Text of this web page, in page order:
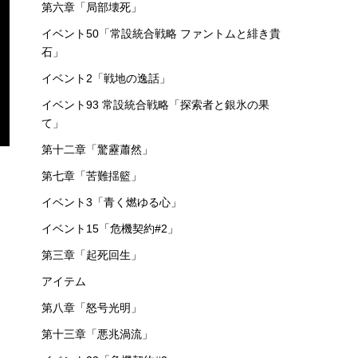
第六章「局部壊死」
イベント50「常設統合戦略 ファントムと緋き貴
石」
イベント2「戦地の逸話」
イベント93 常設統合戦略「探索者と銀氷の果
て」
第十二章「驚靂蕭然」
第七章「苦難揺籃」
イベント3「青く燃ゆる心」
イベント15「危機契約#2」
第三章「起死回生」
アイテム
第八章「怒号光明」
第十三章「悪兆渦流」